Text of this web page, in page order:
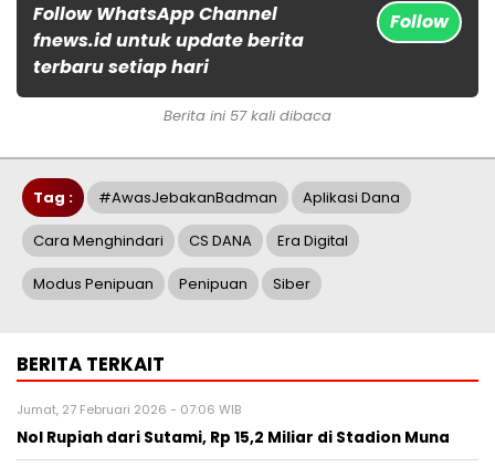
Follow WhatsApp Channel
fnews.id untuk update berita
terbaru setiap hari
Follow
Berita ini 57 kali dibaca
Tag : #AwasJebakanBadman Aplikasi Dana
Cara Menghindari CS DANA Era Digital
Modus Penipuan Penipuan Siber
BERITA TERKAIT
Jumat, 27 Februari 2026 - 07:06 WIB
Nol Rupiah dari Sutami, Rp 15,2 Miliar di Stadion Muna